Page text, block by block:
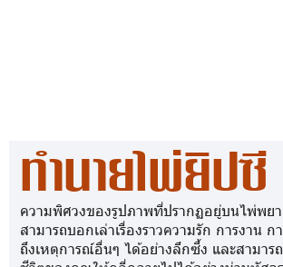
ทำนายไพ่ยิปซี
ความพิศวงของรูปภาพที่ปรากฏอยู่บนไพ่พย
สามารถบอกเล่าเรื่องราวความรัก การงาน ก
ถึงเหตุการณ์อื่นๆ ได้อย่างลึกซึ้ง และสามาร